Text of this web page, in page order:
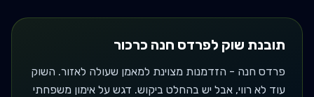
תובנת שוק לפרדס חנה כרכור
פרדס חנה - הזדמנות מצוינת למאמן שעולה לאזור. השוק
עוד לא רווי, אבל יש בהחלט ביקוש. דגש על אימון משפחתי